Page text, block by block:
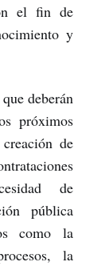
el fin de
y
deberán
próximos
de
de
pública
como la
la